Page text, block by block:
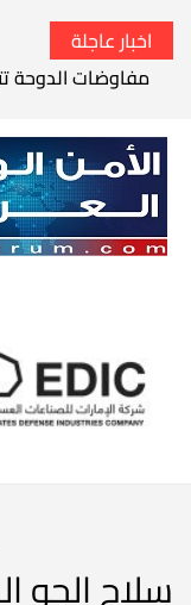
اخبار عاجلة
مفاوضات الدوحة
سلاح الجو